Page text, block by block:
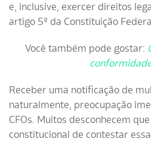
e, inclusive, exercer direitos
artigo 5º da Constituição
Você também pode gostar:
Receber uma notificação de
naturalmente, preocupação
CFOs. Muitos desconhecem
constitucional de contestar